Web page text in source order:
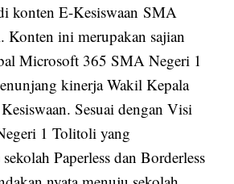
konten E-Kesiswaan SMA
ini merupakan sajian
Microsoft 365 SMA Negeri 1
kinerja Wakil Kepala
Sesuai dengan Visi
1 Tolitoli yang
Paperless dan Borderless